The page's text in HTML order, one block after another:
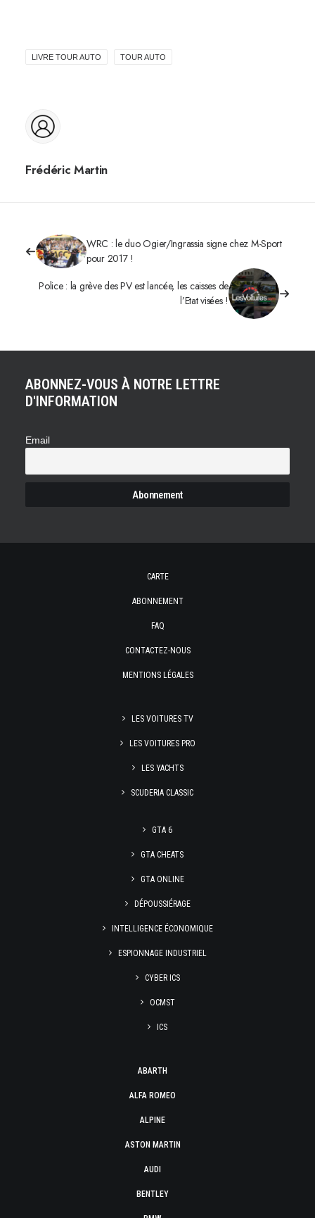
LIVRE TOUR AUTO TOUR AUTO
Frédéric Martin
WRC : le duo Ogier/Ingrassia signe chez M-Sport
pour 2017 !
Police : la grève des PV est lancée, les caisses de
l’Etat visées !
ABONNEZ-VOUS À NOTRE LETTRE
D'INFORMATION
Email
CARTE
ABONNEMENT
FAQ
CONTACTEZ-NOUS
MENTIONS LÉGALES
LES VOITURES TV
LES VOITURES PRO
LES YACHTS
SCUDERIA CLASSIC
GTA 6
GTA CHEATS
GTA ONLINE
DÉPOUSSIÉRAGE
INTELLIGENCE ÉCONOMIQUE
ESPIONNAGE INDUSTRIEL
CYBER ICS
OCMST
ICS
ABARTH
ALFA ROMEO
ALPINE
ASTON MARTIN
AUDI
BENTLEY